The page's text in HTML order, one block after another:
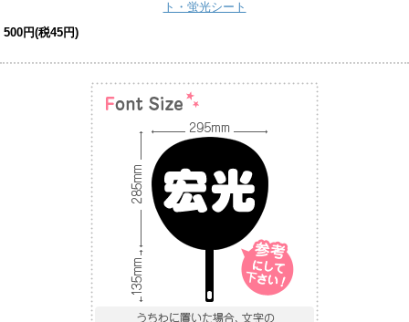
ト・蛍光シート
500円(税45円)